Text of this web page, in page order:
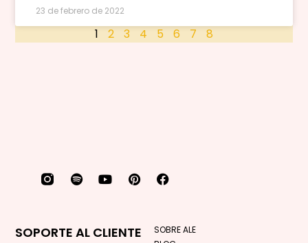
23 de febrero de 2022
1 2 3 4 5 6 7 8
SOBRE ALE
SOPORTE AL CLIENTE